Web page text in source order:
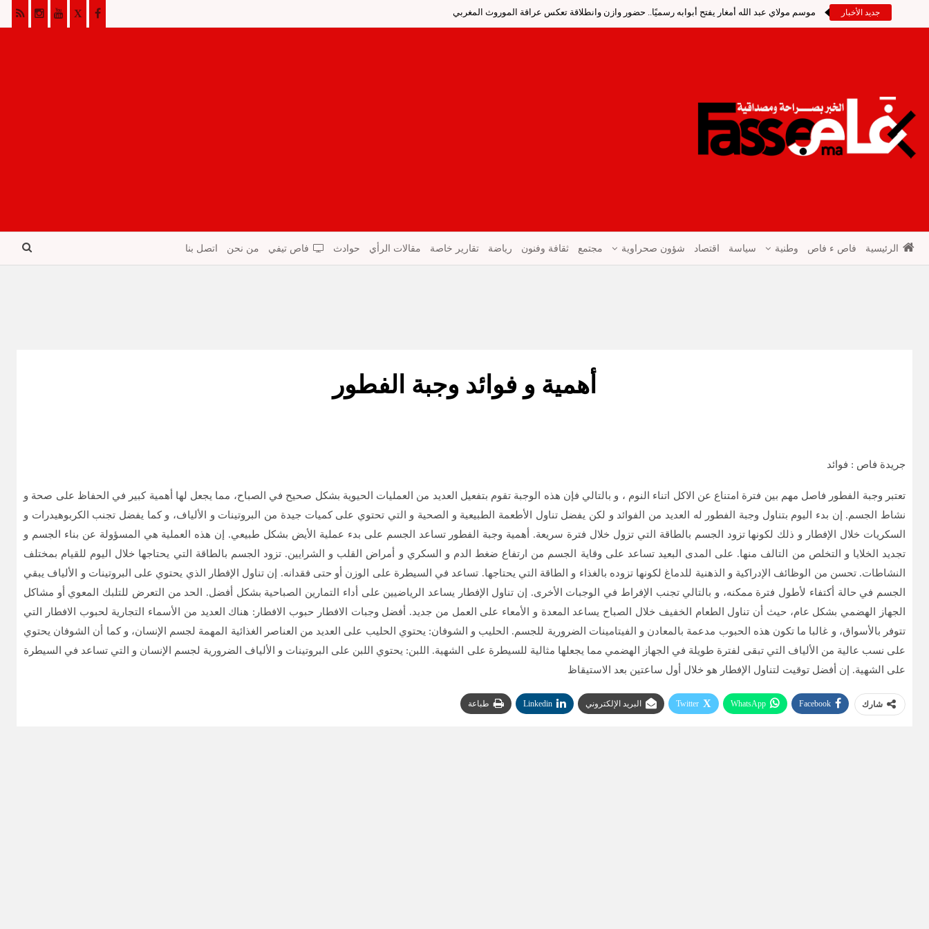
جديد الأخبار موسم مولاي عبد الله أمغار يفتح أبوابه رسميًا.. حضور وازن وانطلاقة تعكس عراقة الموروث المغربي
الرئيسية فاص ء فاص وطنية سياسة اقتصاد شؤون صحراوية مجتمع ثقافة وفنون رياضة تقارير خاصة مقالات الرأي حوادث فاص تيفي من نحن اتصل بنا
أهمية و فوائد وجبة الفطور
جريدة فاص : فوائد
تعتبر وجبة الفطور فاصل مهم بين فترة امتناع عن الاكل اتناء النوم ، و بالتالي فإن هذه الوجبة تقوم بتفعيل العديد من العمليات الحيوية بشكل صحيح في الصباح، مما يجعل لها أهمية كبير في الحفاظ على صحة و
نشاط الجسم. إن بدء اليوم بتناول وجبة الفطور له العديد من الفوائد و لكن يفضل تناول الأطعمة الطبيعية و الصحية و التي تحتوي على كميات جيدة من البروتينات و الألياف، و كما يفضل تجنب الكربوهيدرات و
السكريات خلال الإفطار و ذلك لكونها تزود الجسم بالطاقة التي تزول خلال فترة سريعة. أهمية وجبة الفطور تساعد الجسم على بدء عملية الأيض بشكل طبيعي. إن هذه العملية هي المسؤولة عن بناء الجسم و
تجديد الخلايا و التخلص من التالف منها. على المدى البعيد تساعد على وقاية الجسم من ارتفاع ضغط الدم و السكري و أمراض القلب و الشرايين. تزود الجسم بالطاقة التي يحتاجها خلال اليوم للقيام بمختلف
النشاطات. تحسن من الوظائف الإدراكية و الذهنية للدماغ لكونها تزوده بالغذاء و الطاقة التي يحتاجها. تساعد في السيطرة على الوزن أو حتى فقدانه. إن تناول الإفطار الذي يحتوي على البروتينات و الألياف يبقي
الجسم في حالة أكتفاء لأطول فترة ممكنه، و بالتالي تجنب الإفراط في الوجبات الأخرى. إن تناول الإفطار يساعد الرياضيين على أداء التمارين الصباحية بشكل أفضل. الحد من التعرض للتلبك المعوي أو مشاكل
الجهاز الهضمي بشكل عام، حيث أن تناول الطعام الخفيف خلال الصباح يساعد المعدة و الأمعاء على العمل من جديد. أفضل وجبات الافطار حبوب الافطار: هناك العديد من الأسماء التجارية لحبوب الافطار التي
تتوفر بالأسواق، و غالبا ما تكون هذه الحبوب مدعمة بالمعادن و الفيتامينات الضرورية للجسم. الحليب و الشوفان: يحتوي الحليب على العديد من العناصر الغذائية المهمة لجسم الإنسان، و كما أن الشوفان يحتوي
على نسب عالية من الألياف التي تبقى لفترة طويلة في الجهاز الهضمي مما يجعلها مثالية للسيطرة على الشهية. اللبن: يحتوي اللبن على البروتينات و الألياف الضرورية لجسم الإنسان و التي تساعد في السيطرة
على الشهية. إن أفضل توقيت لتناول الإفطار هو خلال أول ساعتين بعد الاستيقاظ
شارك Facebook
WhatsApp
Twitter البريد الإلكتروني Linkedin طباعة